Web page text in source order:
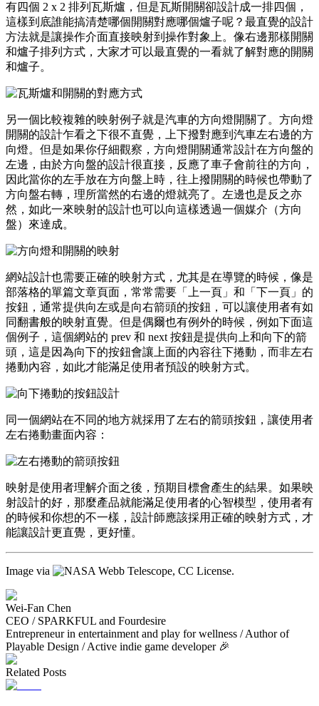
有四個 2 x 2 排列瓦斯爐，但是瓦斯開關卻設計成一排四個，
這樣到底誰能搞清楚哪個開關對應哪個爐子呢？最直覺的設計
方法就是讓操作介面直接映射到操作對象上。像右邊那樣開關
和爐子排列方式，大家才可以最直覺的一看就了解對應的開關
和爐子。
另一個比較複雜的映射例子就是汽車的方向燈開關了。方向燈
開關的設計乍看之下很不直覺，上下撥對應到汽車左右邊的方
向燈。但是如果你仔細觀察，方向燈開關通常設計在方向盤的
左邊，由於方向盤的設計很直接，反應了車子會前往的方向，
因此當你的左手放在方向盤上時，往上撥開關的時候也帶動了
方向盤右轉，理所當然的右邊的燈就亮了。左邊也是反之亦
然，如此一來映射的設計也可以向這樣透過一個媒介（方向
盤）來達成。
網站設計也需要正確的映射方式，尤其是在導覽的時候，像是
部落格的單篇文章頁面，常常需要「上一頁」和「下一頁」的
按鈕，通常提供向左或是向右箭頭的按鈕，可以讓使用者有如
同翻書般的映射直覺。但是偶爾也有例外的時候，例如下面這
個例子，這個網站的 prev 和 next 按鈕是提供向上和向下的箭
頭，這是因為向下的按鈕會讓上面的內容往下捲動，而非左右
捲動內容，如此才能滿足使用者預設的映射方式。
同一個網站在不同的地方就採用了左右的箭頭按鈕，讓使用者
左右捲動畫面內容：
映射是使用者理解介面之後，預期目標會產生的結果。如果映
射設計的好，那麼產品就能滿足使用者的心智模型，使用者有
的時候和你想的不一樣，設計師應該採用正確的映射方式，才
能讓設計更直覺，更好懂。
Image via , CC License.
Wei-Fan Chen
CEO / SPARKFUL and Fourdesire
Entrepreneur in entertainment and play for wellness / Author of
Playable Design / Active indie game developer 🎉
Related Posts